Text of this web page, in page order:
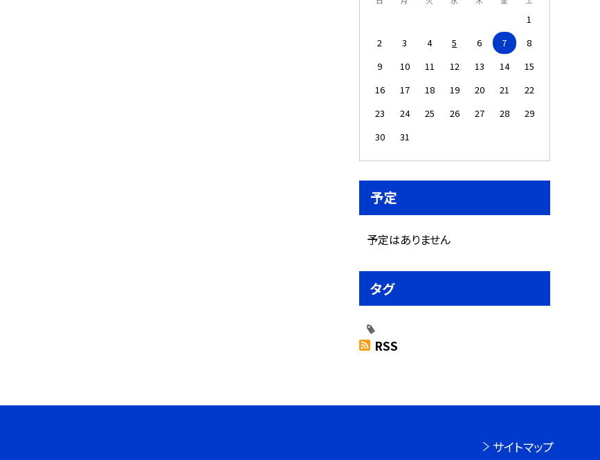
1
2
3 4 5 6 7
8
9
10 11 12 13 14
15
16
17 18 19 20 21
22
23
24 25 26 27 28
29
30
31
予定
予定はありません
タグ
RSS
サイトマップ